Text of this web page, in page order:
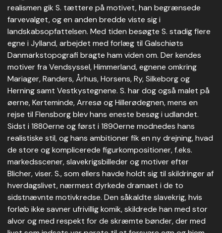
realismen gik S. tættere på motivet, han begrænsede
farvevalget, og en anden bredde viste sig i
landskabsopfattelsen. Med tiden besøgte S. stadig flere
egne i Jylland, arbejdet med forlæg til Galschiøts
Danmarkstopografi bragte ham viden om. Der kendes
motiver fra Vendsyssel, Himmerland, egnene omkring
Mariager, Randers, Århus, Horsens, Ry, Silkeborg og
Herning samt Vestkystegnene. S. har dog også malet på
øerne, Kerteminde, Arresø og Hillerødegnen, mens en
rejse til Flensborg blev hans eneste besøg i udlandet.
Sidst i 1880erne og først i 1890erne modnedes hans
realistiske stil, og hans ambitioner fik en ny drejning, hvad
de store og komplicerede figurkompositioner, f.eks.
markedsscener, slavekrigsbilleder og motiver efter
Blicher, viser. S., som ellers havde holdt sig til skildringer af
hverdagslivet, nærmest dyrkede dramaet i de to
sidstnævnte motivkredse. Den såkaldte slavekrig, hvis
forløb ikke savner ufrivillig komik, skildrede han med stor
alvor og med respekt for de skræmte bønder, der med